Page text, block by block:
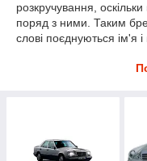
розкручування,
поряд з ними. Таким
слові поєднуються ім'я і
Компанія, існуюча на
Зараз Мерседес - це